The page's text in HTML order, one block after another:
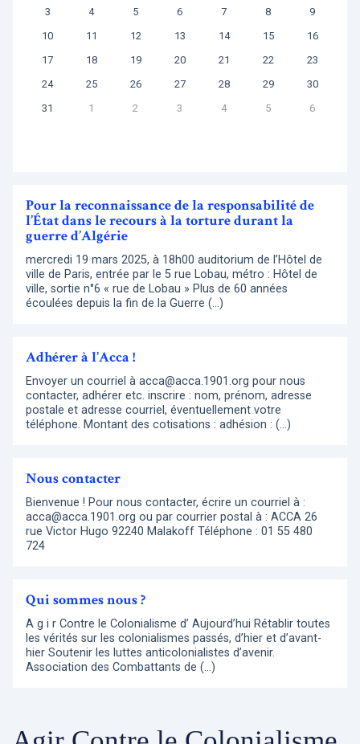
3
4 5 6 7 8
9
10
11 12 13 14 15
16
17
18 19 20 21 22
23
24
25 26 27 28 29
30
31
1 2 3 4 5 6
Pour la reconnaissance de la responsabilité de
l’État dans le recours à la torture durant la
guerre d’Algérie
mercredi 19 mars 2025, à 18h00 auditorium de l’Hôtel de
ville de Paris, entrée par le 5 rue Lobau, métro : Hôtel de
ville, sortie n°6 « rue de Lobau » Plus de 60 années
écoulées depuis la fin de la Guerre (…)
Adhérer à l’Acca !
Envoyer un courriel à acca@acca.1901.org pour nous
contacter, adhérer etc. inscrire : nom, prénom, adresse
postale et adresse courriel, éventuellement votre
téléphone. Montant des cotisations : adhésion : (…)
Nous contacter
Bienvenue ! Pour nous contacter, écrire un courriel à :
acca@acca.1901.org ou par courrier postal à : ACCA 26
rue Victor Hugo 92240 Malakoff Téléphone : 01 55 480
724
Qui sommes nous ?
A g i r Contre le Colonialisme d’ Aujourd’hui Rétablir toutes
les vérités sur les colonialismes passés, d’hier et d’avant-
hier Soutenir les luttes anticolonialistes d’avenir.
Association des Combattants de (…)